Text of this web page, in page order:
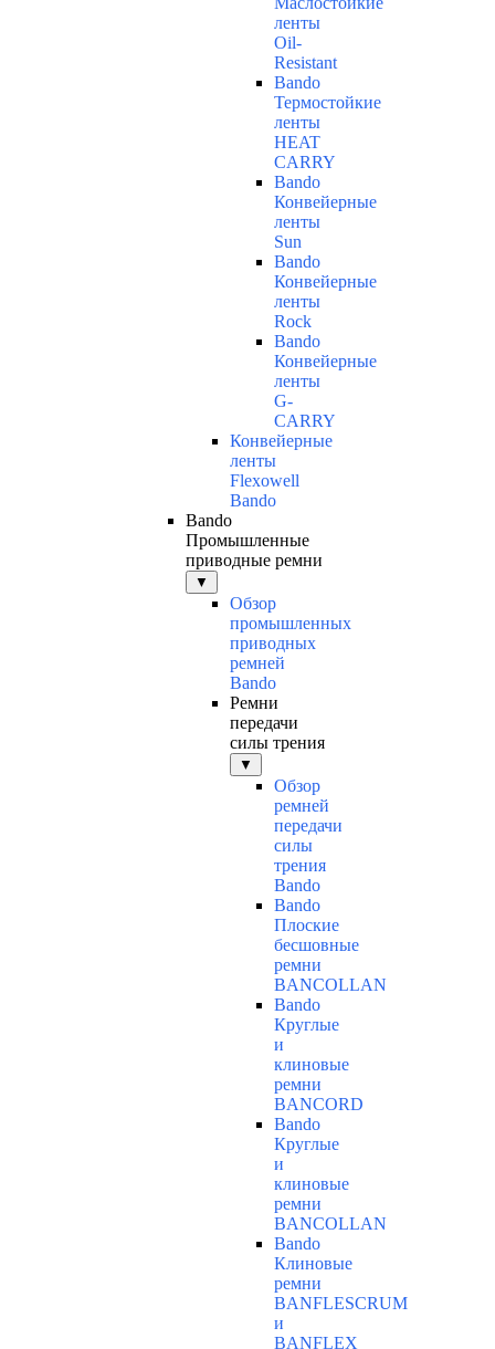
ленты
Oil-
Resistant
Bando
Термостойкие
ленты
HEAT
CARRY
Bando
Конвейерные
ленты
Sun
Bando
Конвейерные
ленты
Rock
Bando
Конвейерные
ленты
G-
CARRY
Конвейерные
ленты
Flexowell
Bando
Bando
Промышленные
приводные ремни
▼
Обзор
промышленных
приводных
ремней
Bando
Ремни
передачи
силы трения
▼
Обзор
ремней
передачи
силы
трения
Bando
Bando
Плоские
бесшовные
ремни
BANCOLLAN
Bando
Круглые
и
клиновые
ремни
BANCORD
Bando
Круглые
и
клиновые
ремни
BANCOLLAN
Bando
Клиновые
ремни
BANFLESCRUM
и
BANFLEX